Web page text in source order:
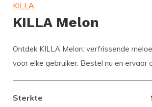
KILLA
KILLA Melon
Ontdek KILLA Melon: verfrissende
voor elke gebruiker. Bestel nu en ervaar
Sterkte